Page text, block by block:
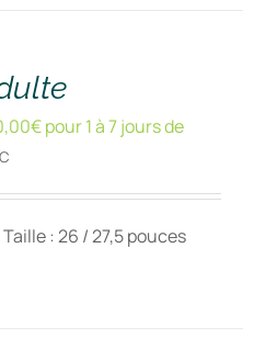
€pour 1 à 7 jours de
: 26 / 27,5 pouces